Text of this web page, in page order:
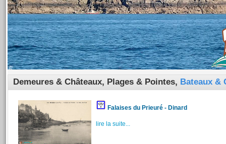
Demeures & Châteaux, Plages & Pointes, Bateaux &
Falaises du Prieuré - Dinard
lire la suite...